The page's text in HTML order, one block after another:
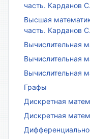
часть. Карданов
Высшая
часть. Карданов
Вычислительная
Вычислительная
Вычислительная
Графы
Дискретная
Дискретная